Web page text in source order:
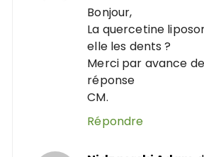
Bonjour,
La quercetine
elle les dents ?
Merci par avance
réponse
CM.
Répondre